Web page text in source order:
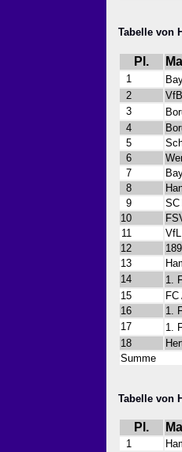
Tabelle von
Pl.
1
2
3
4
5
6
7
8
9
SC
10
11
12
13
14
1.
15
FC
16
1.
17
1.
18
Summe
Tabelle von
Pl.
1